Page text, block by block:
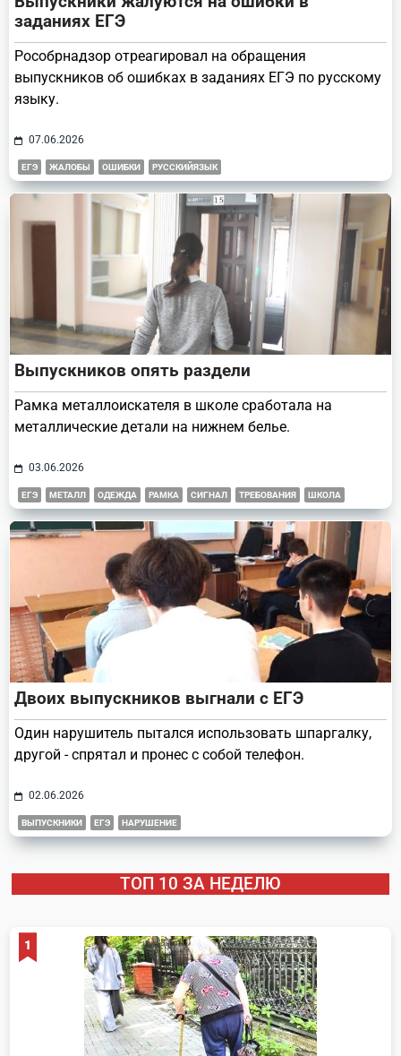
заданиях ЕГЭ
Рособрнадзор отреагировал на обращения
выпускников об ошибках в заданиях ЕГЭ по русскому
языку.
07.06.2026
ЕГЭ ЖАЛОБЫ ОШИБКИ РУССКИЙЯЗЫК
Выпускников опять раздели
Рамка металлоискателя в школе сработала на
металлические детали на нижнем белье.
03.06.2026
ЕГЭ МЕТАЛЛ ОДЕЖДА РАМКА СИГНАЛ ТРЕБОВАНИЯ ШКОЛА
Двоих выпускников выгнали с ЕГЭ
Один нарушитель пытался использовать шпаргалку,
другой - спрятал и пронес с собой телефон.
02.06.2026
ВЫПУСКНИКИ ЕГЭ НАРУШЕНИЕ
ТОП 10 ЗА НЕДЕЛЮ